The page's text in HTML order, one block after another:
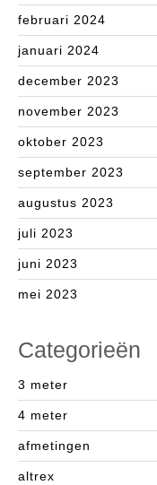
februari 2024
januari 2024
december 2023
november 2023
oktober 2023
september 2023
augustus 2023
juli 2023
juni 2023
mei 2023
Categorieën
3 meter
4 meter
afmetingen
altrex